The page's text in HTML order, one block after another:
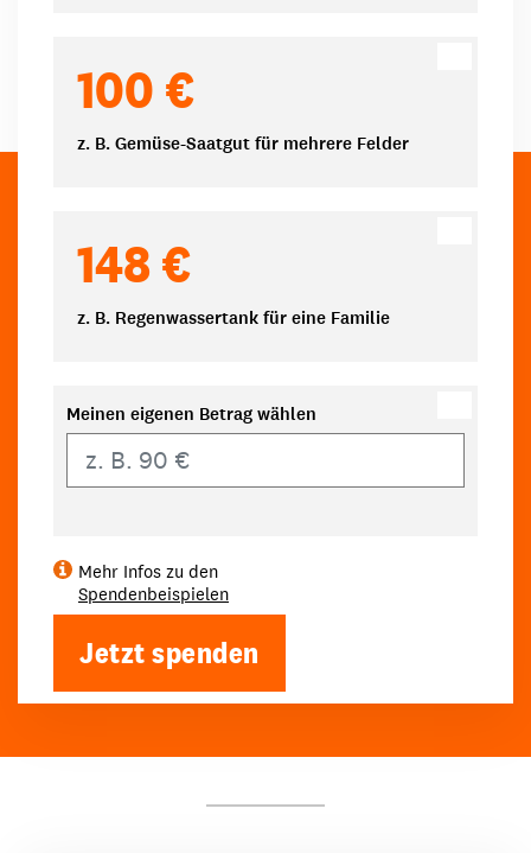
100 €
z. B. Gemüse-Saatgut für mehrere Felder
148 €
z. B. Regenwassertank für eine Familie
Meinen eigenen Betrag wählen
Mehr Infos zu den
Spendenbeispielen
Jetzt spenden